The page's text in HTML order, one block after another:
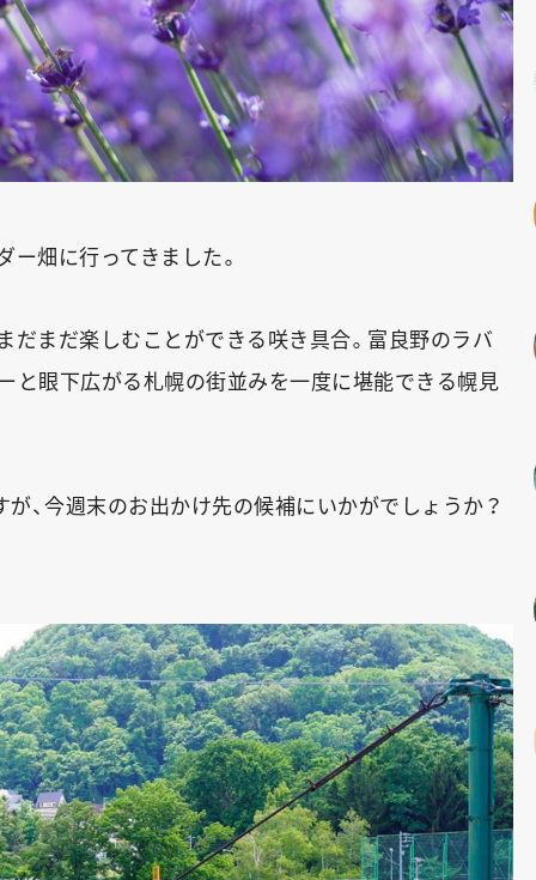
畑に行ってきました。
だまだ楽しむことができる咲き具合。富良野のラバ
と眼下広がる札幌の街並みを一度に堪能できる幌見
、今週末のお出かけ先の候補にいかがでしょうか？